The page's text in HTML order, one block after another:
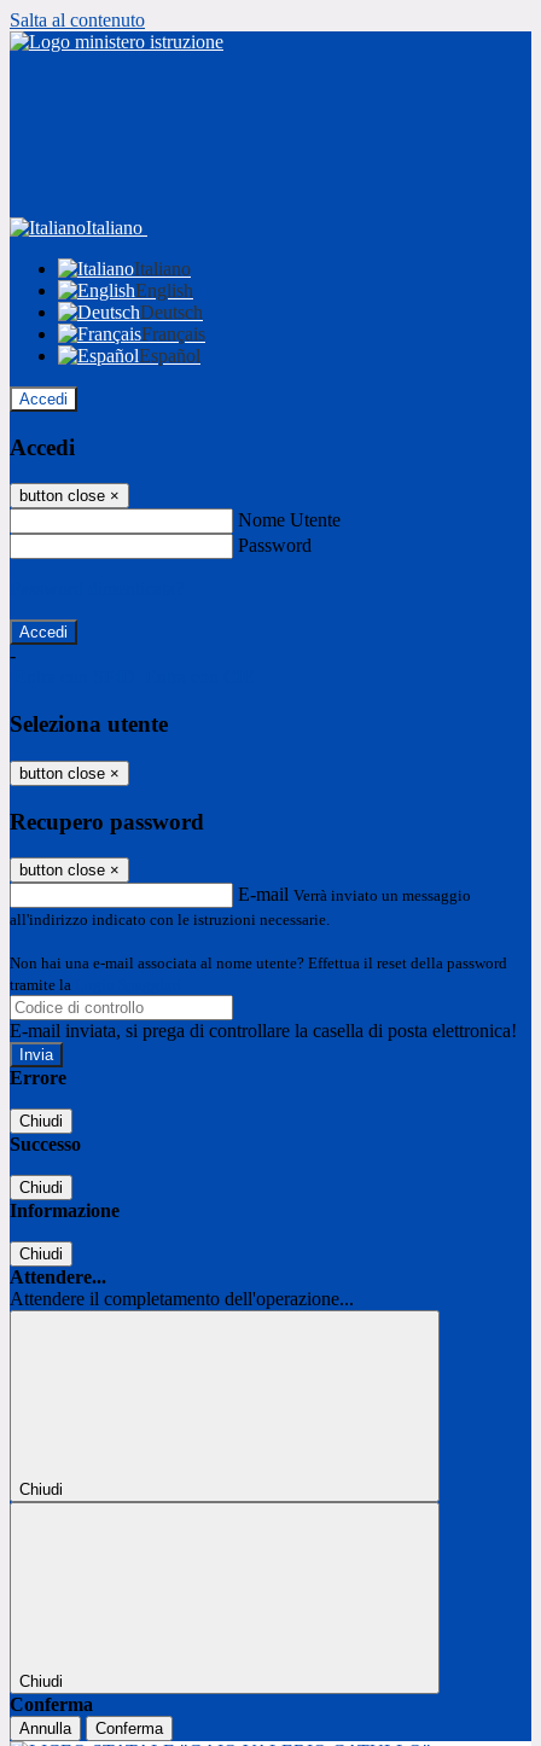
Salta al contenuto
Italiano
Italiano
English
Deutsch
Français
Español
Accedi
Accedi
button close ×
Nome Utente
Password
-
Seleziona utente
button close ×
Recupero password
button close ×
E-mail Verrà inviato un messaggio
all'indirizzo indicato con le istruzioni necessarie.
Non hai una e-mail associata al nome utente? Effettua il reset della password
tramite la
E-mail inviata, si prega di controllare la casella di posta elettronica!
Errore
Chiudi
Successo
Chiudi
Informazione
Chiudi
Attendere...
Attendere il completamento dell'operazione...
Chiudi
Chiudi
Conferma
Annulla Conferma